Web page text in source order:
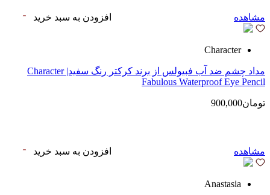
مشاهده افزودن به سبد خرید
Character
مداد چشم ضد آب فبیولس از برند کرکتر رنگ سفید| Character
Fabulous Waterproof Eye Pencil
تومان900,000
مشاهده افزودن به سبد خرید
Anastasia